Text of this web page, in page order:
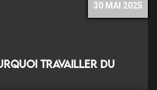
30 MAI 2025
travailler du